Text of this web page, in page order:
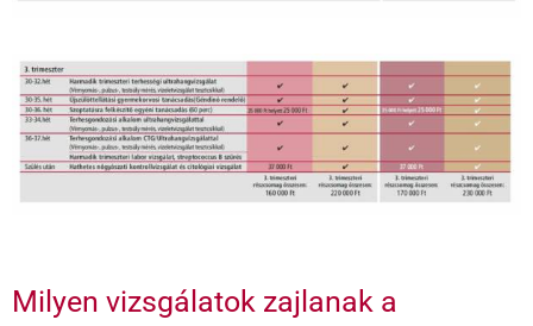
Milyen vizsgálatok zajlanak a